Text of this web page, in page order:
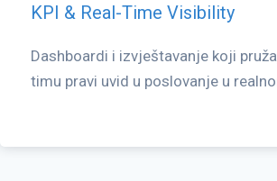
KPI & Real-Time Visibility
Dashboardi i izvještavanje koji
timu pravi uvid u poslovanje u